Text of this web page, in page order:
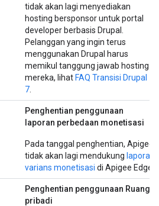
tidak akan lagi menyediakan
hosting bersponsor untuk portal
developer berbasis Drupal.
Pelanggan yang ingin terus
menggunakan Drupal harus
memikul tanggung jawab hosting
mereka, lihat FAQ Transisi Drupal
7
Penghentian penggunaan
laporan perbedaan monetisasi
Pada tanggal penghentian, Apigee
tidak akan lagi mendukung laporan
varians monetisasi di Apigee Edge.
Penghentian penggunaan Ruang
pribadi